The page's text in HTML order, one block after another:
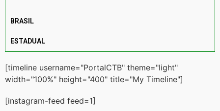
BRASIL
ESTADUAL
[timeline username="PortalCTB" theme="light"
width="100%" height="400" title="My Timeline"]
[instagram-feed feed=1]